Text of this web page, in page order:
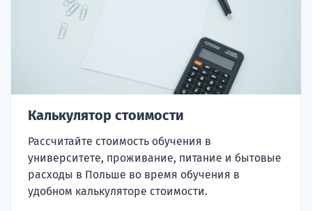
Калькулятор стоимости
Рассчитайте стоимость обучения в
университете, проживание, питание и бытовые
расходы в Польше во время обучения в
удобном калькуляторе стоимости.